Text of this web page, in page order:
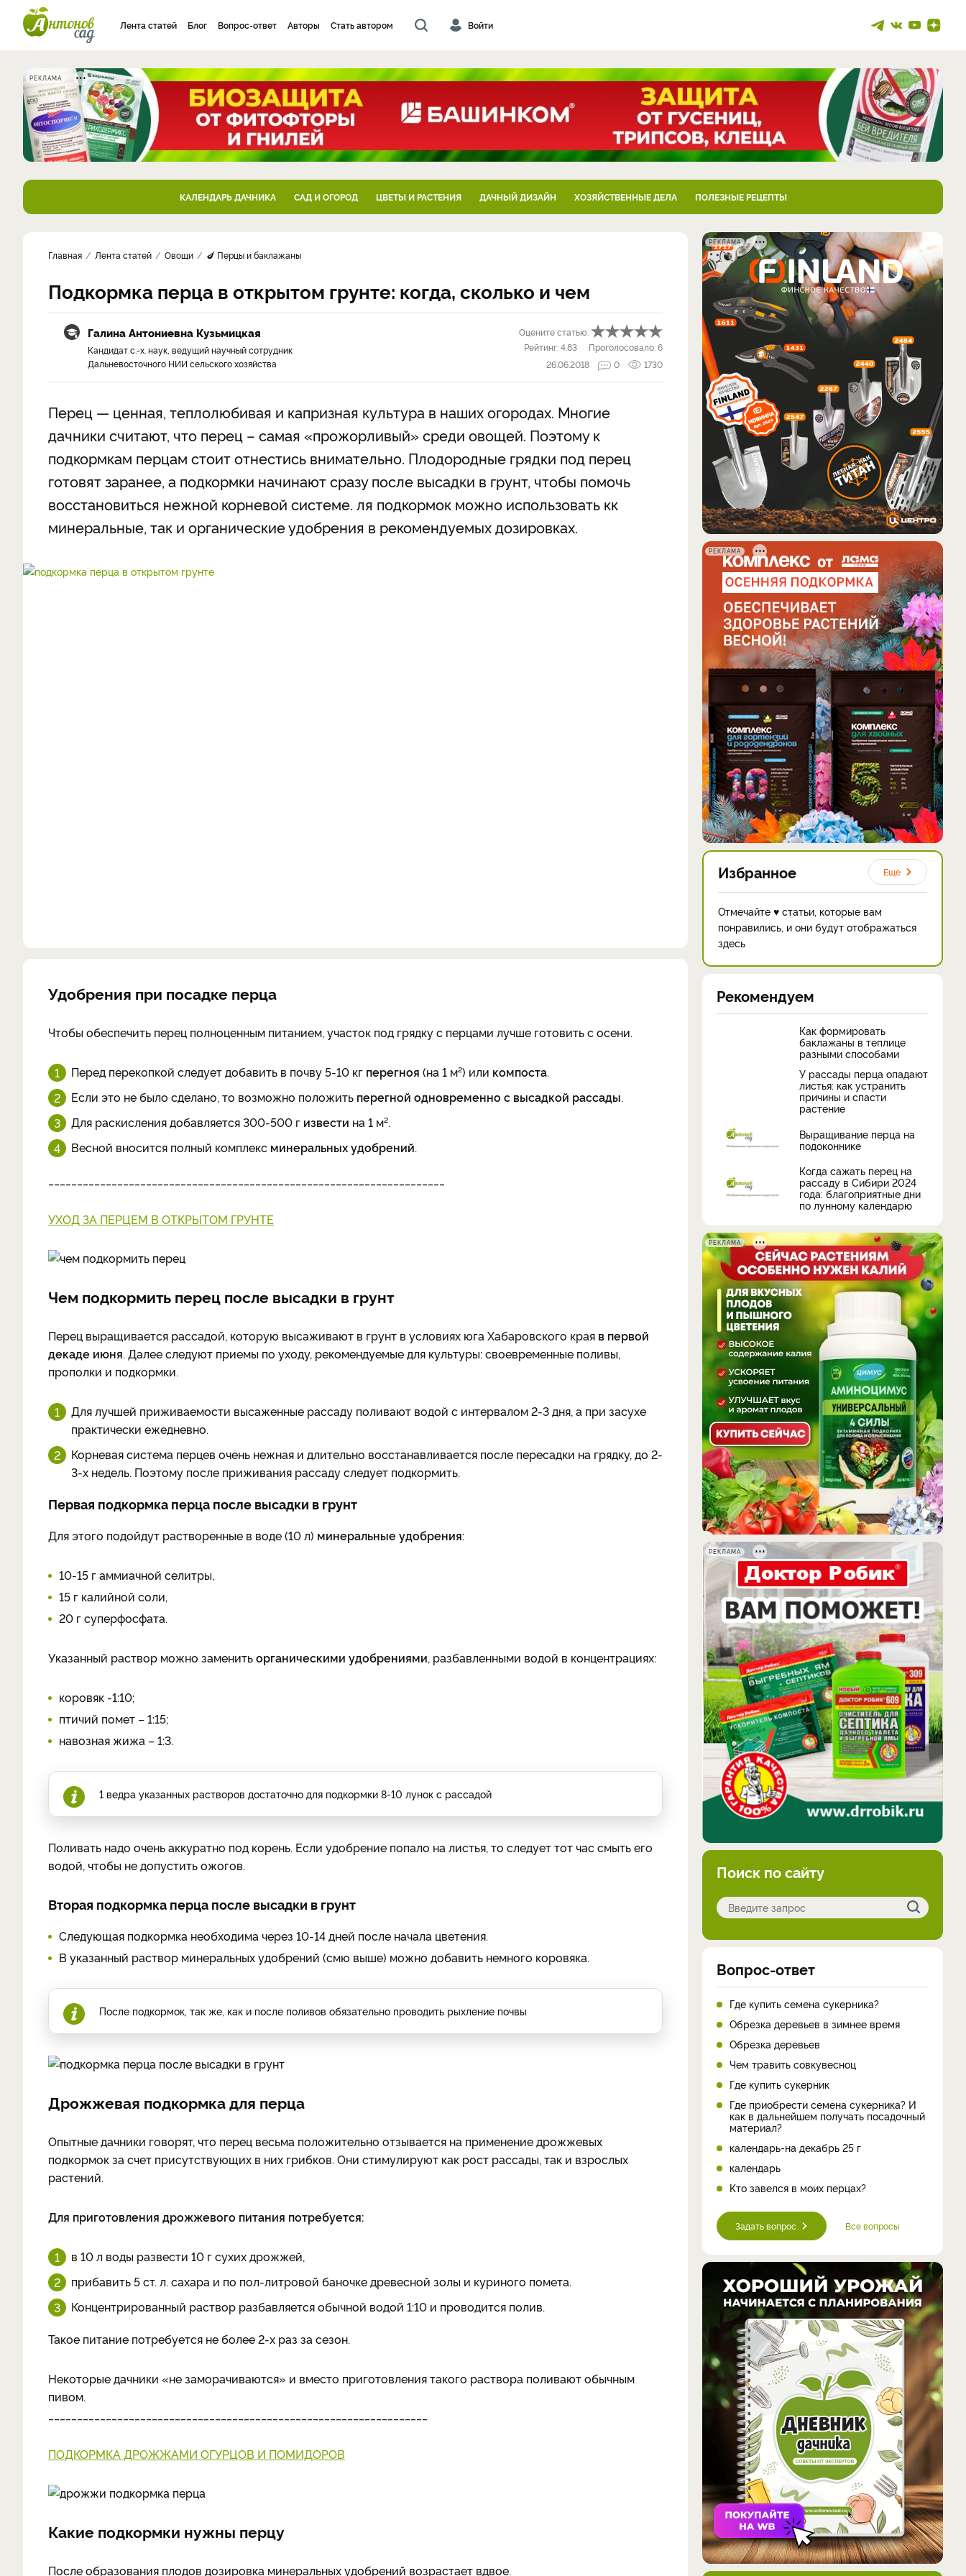
Лента статей Блог Вопрос-ответ Авторы Стать автором Войти
РЕКЛАМА
КАЛЕНДАРЬ ДАЧНИКА САД И ОГОРОД ЦВЕТЫ И РАСТЕНИЯ ДАЧНЫЙ ДИЗАЙН ХОЗЯЙСТВЕННЫЕ ДЕЛА ПОЛЕЗНЫЕ РЕЦЕПТЫ
Главная Лента статей Овощи 🍆 Перцы и баклажаны
Подкормка перца в открытом грунте: когда, сколько и чем
Галина Антониевна Кузьмицкая
Кандидат с.-х. наук, ведущий научный сотрудник
Дальневосточного НИИ сельского хозяйства
Оцените статью:
Рейтинг:4.83 Проголосовало:6
26.06.2018
0 1730
Перец — ценная, теплолюбивая и капризная культура в наших огородах. Многие
дачники считают, что перец – самая «прожорливый» среди овощей. Поэтому к
подкормкам перцам стоит отнестись внимательно. Плодородные грядки под перец
готовят заранее, а подкормки начинают сразу после высадки в грунт, чтобы помочь
восстановиться нежной корневой системе. ля подкормок можно использовать кк
минеральные, так и органические удобрения в рекомендуемых дозировках.
Удобрения при посадке перца
Чтобы обеспечить перец полноценным питанием, участок под грядку с перцами лучше готовить с осени.
Перед перекопкой следует добавить в почву 5-10 кг перегноя (на 1 м²) или компоста.
Если это не было сделано, то возможно положить перегной одновременно с высадкой рассады.
Для раскисления добавляется 300-500 г извести на 1 м².
Весной вносится полный комплекс минеральных удобрений.
УХОД ЗА ПЕРЦЕМ В ОТКРЫТОМ ГРУНТЕ
Чем подкормить перец после высадки в грунт
Перец выращивается рассадой, которую высаживают в грунт в условиях юга Хабаровского края в первой
декаде июня. Далее следуют приемы по уходу, рекомендуемые для культуры: своевременные поливы,
прополки и подкормки.
Для лучшей приживаемости высаженные рассаду поливают водой с интервалом 2-3 дня, а при засухе
практически ежедневно.
Корневая система перцев очень нежная и длительно восстанавливается после пересадки на грядку, до 2-
3-х недель. Поэтому после приживания рассаду следует подкормить.
Первая подкормка перца после высадки в грунт
Для этого подойдут растворенные в воде (10 л) минеральные удобрения:
10-15 г аммиачной селитры,
15 г калийной соли,
20 г суперфосфата.
Указанный раствор можно заменитьорганическими удобрениями, разбавленными водой в концентрациях:
коровяк -1:10;
птичий помет – 1:15;
навозная жижа – 1:3.
1 ведра указанных растворов достаточно для подкормки 8-10 лунок с рассадой
Поливать надо очень аккуратно под корень. Если удобрение попало на листья, то следует тот час смыть его
водой, чтобы не допустить ожогов.
Вторая подкормка перца после высадки в грунт
Следующая подкормка необходима через 10-14 дней после начала цветения.
В указанный раствор минеральных удобрений (смю выше) можно добавить немного коровяка.
После подкормок, так же, как и после поливов обязательно проводить рыхление почвы
Дрожжевая подкормка для перца
Опытные дачники говорят, что перец весьма положительно отзывается на применение дрожжевых
подкормок за счет присутствующих в них грибков. Они стимулируют как рост рассады, так и взрослых
растений.
Для приготовления дрожжевого питания потребуется:
в 10 л воды развести 10 г сухих дрожжей,
прибавить 5 ст. л. сахара и по пол-литровой баночке древесной золы и куриного помета.
Концентрированный раствор разбавляется обычной водой 1:10 и проводится полив.
Такое питание потребуется не более 2-х раз за сезон.
Некоторые дачники «не заморачиваются» и вместо приготовления такого раствора поливают обычным
пивом.
ПОДКОРМКА ДРОЖЖАМИ ОГУРЦОВ И ПОМИДОРОВ
Какие подкормки нужны перцу
После образования плодов дозировка минеральных удобрений возрастает вдвое.
РЕКЛАМА
РЕКЛАМА
Избранное Еще
Отмечайте ♥ статьи, которые вам
понравились, и они будут отображаться
здесь
Рекомендуем
Как формировать
баклажаны в теплице
разными способами
У рассады перца опадают
листья: как устранить
причины и спасти
растение
Выращивание перца на
подоконнике
Когда сажать перец на
рассаду в Сибири 2024
года: благоприятные дни
по лунному календарю
РЕКЛАМА
РЕКЛАМА
Поиск по сайту
Вопрос-ответ
Где купить семена сукерника?
Обрезка деревьев в зимнее время
Обрезка деревьев
Чем травить совкувесноц
Где купить сукерник
Где приобрести семена сукерника? И
как в дальнейшем получать посадочный
материал?
календарь-на декабрь 25 г
календарь
Кто завелся в моих перцах?
Задать вопрос Все вопросы